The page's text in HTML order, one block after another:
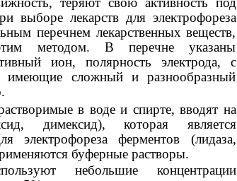
выборе лекарств для электрофореза
перечнем лекарственных веществ,
методом. В перечне указаны
ион, полярность электрода, с
имеющие сложный и разнообразный
в воде и спирте, вводят на
димексид), которая является
электрофореза ферментов (лидаза,
буферные растворы.
небольшие концентрации